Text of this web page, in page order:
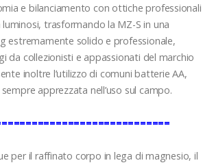
e bilanciamento con ottiche professionali
trasformando la MZ-S in una
estremamente solido e professionale,
da collezionisti e appassionati del marchio
inoltre l’utilizzo di comuni batterie AA,
apprezzata nell’uso sul campo.
per il raffinato corpo in lega di magnesio, il